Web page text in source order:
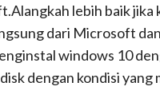
lebih baik jika
dari Microsoft
windows 10
dengan kondisi yang